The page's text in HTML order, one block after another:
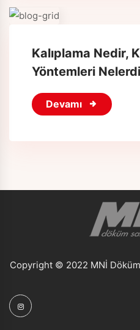
Kalıplama Nedir,
Yöntemleri
Devamı
Copyright © 2022 MNİ Döküm